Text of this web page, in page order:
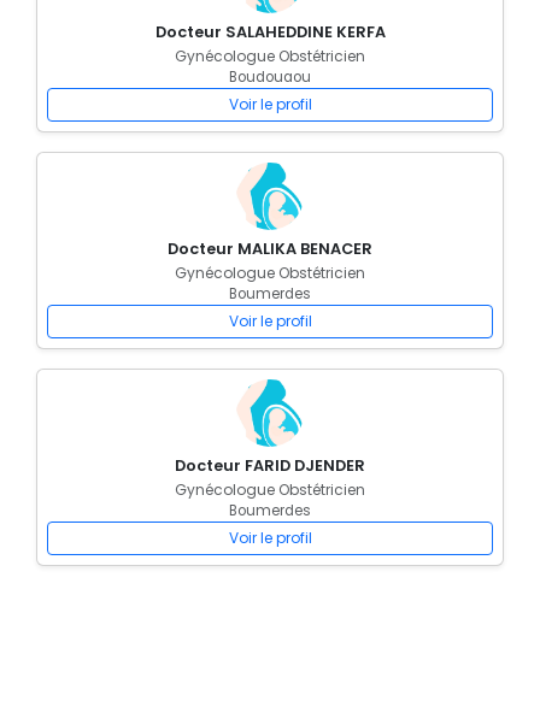
Docteur SALAHEDDINE KERFA
Gynécologue Obstétricien
Boudouaou
Voir le profil
Docteur MALIKA BENACER
Gynécologue Obstétricien
Boumerdes
Voir le profil
Docteur FARID DJENDER
Gynécologue Obstétricien
Boumerdes
Voir le profil